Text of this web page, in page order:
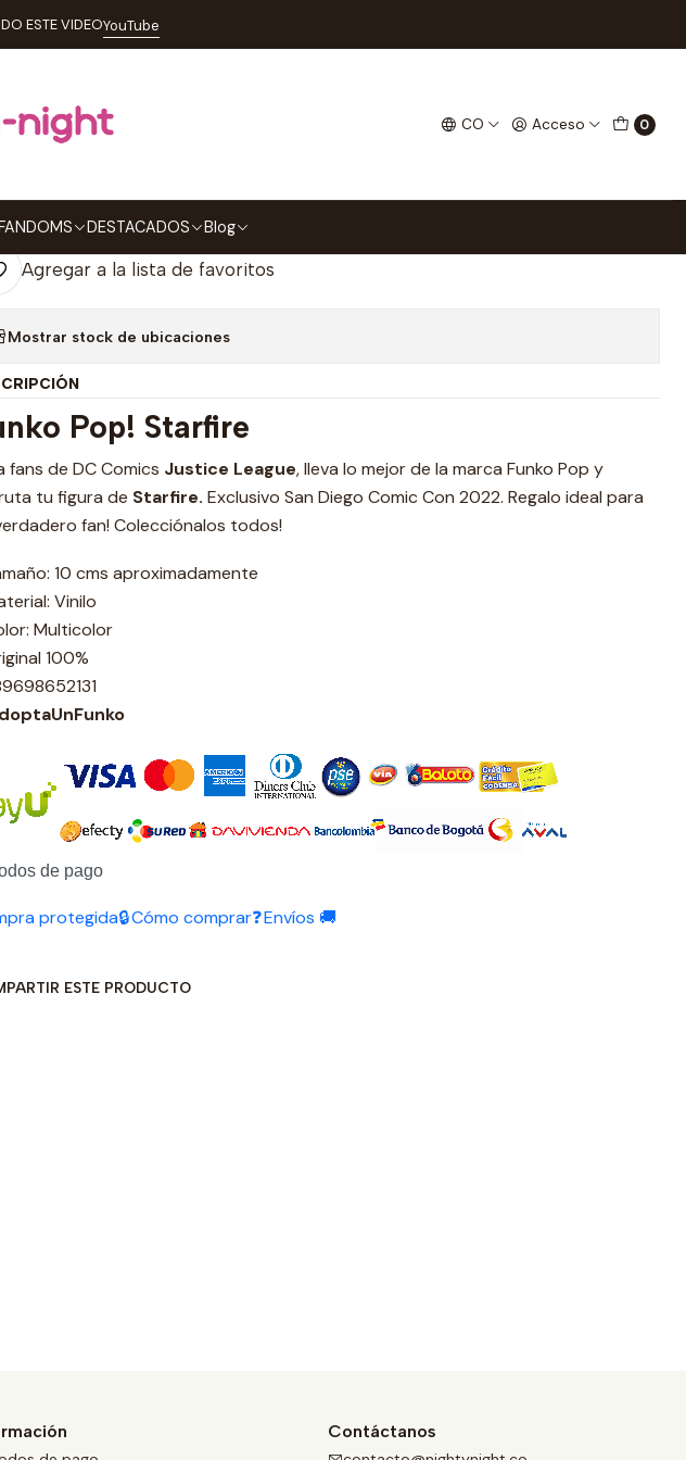
CO Acceso 0
DESTACADOS Blog
ESTE VIDEOYouTube
Funko Pop Justice League 438 SDCC 2022
Funko Pop Justice League 438
2022
Agregar al Carrito Comprar ahora
Agregar a la lista de favoritos
Mostrar stock de ubicaciones
Pop! Starfire
fans de DC Comics Justice League, lleva lo mejor de la marca Funko Pop y
tu figura de Starfire. Exclusivo San Diego Comic Con 2022. Regalo ideal para
fan! Colecciónalos todos!
10 cms aproximadamente
Vinilo
Multicolor
100%
de pago
protegida🔒Cómo comprar❓Envíos 🚚
ESTE PRODUCTO
Contáctanos